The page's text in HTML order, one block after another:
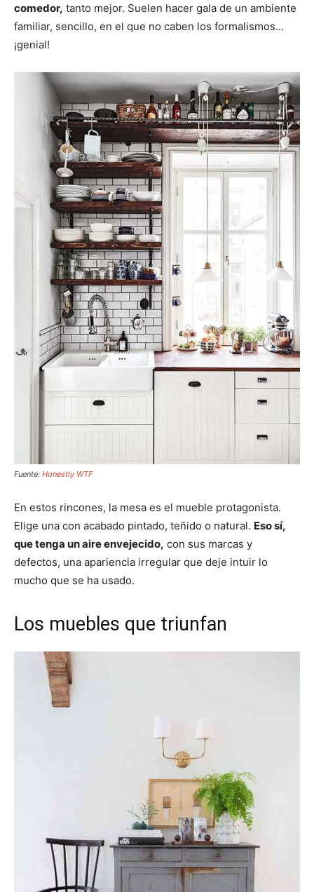
comedor, tanto mejor. Suelen hacer gala de un ambiente
familiar, sencillo, en el que no caben los formalismos…
¡genial!
Fuente: Honestly WTF
En estos rincones, la mesa es el mueble protagonista.
Elige una con acabado pintado, teñido o natural. Eso sí,
que tenga un aire envejecido, con sus marcas y
defectos, una apariencia irregular que deje intuir lo
mucho que se ha usado.
Los muebles que triunfan